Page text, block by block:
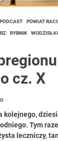
PODCAST POWIAT
RYBNIK
cz. X
kolejnego,
Tym
leczniczy,